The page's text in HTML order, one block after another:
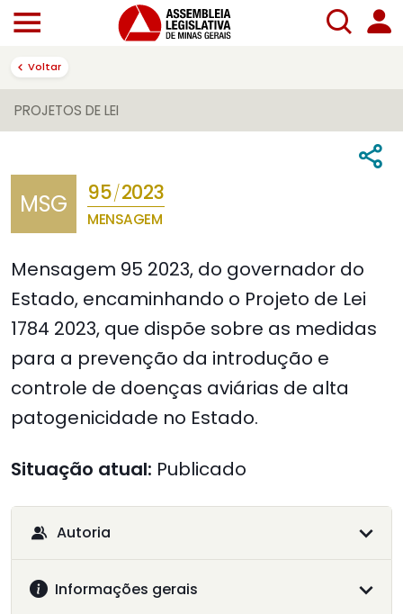
Voltar
PROJETOS DE LEI
MSG 95/2023
MENSAGEM
Mensagem 95 2023, do governador do
Estado, encaminhando o Projeto de Lei
1784 2023, que dispõe sobre as medidas
para a prevenção da introdução e
controle de doenças aviárias de alta
patogenicidade no Estado.
Situação atual: Publicado
Autoria
Informações gerais